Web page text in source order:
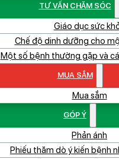
TƯ VẤN CHĂM SÓC
Giáo dục sức
Chế độ dinh dưỡng cho
Một số bệnh thường gặp và
MUA SẮM
Mua sắm
GÓP Ý
Phản ánh
Phiếu thăm dò ý kiến bệnh